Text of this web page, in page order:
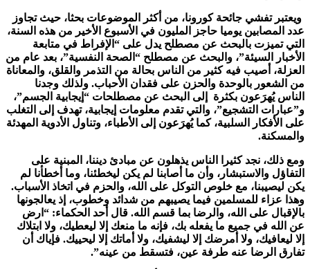
ويعتبر تفشي جائحة كورونا، من أكثر الموضوعات بحثا، حيث تجاوز
عدد المصابين يوميا حاجز المليون في الأسبوع الأخير من هذه السنة،
التي تميزت بالبحث عن مصطلح يدل على “الإفراط في متابعة
الأخبار السيئة”، والبحث عن مصطلح “الصحة النفسية”، بعد عام من
العزلة، أصيب فيه كثير من الناس بحالة من التذمر والقلق، والمعاناة
من الشعور بالوحدة والحزن على فقدان الأحباب. ولذلك وجدنا
الناس يُهرَعون بكثرة إلى البحث عن مصطلحات “إيجابية الجسم”،
و”عبارات التشجيع”، والتي تقدم معلومات إيجابية، تهدف إلى التغلب
على الأفكار السلبية، كما يُهرَعون إلى الأطباء، وتناول الأدوية المهدئة
والمسكنة.
ومع ذلك، نجد كثيرا الناس يذهلون عن مبادئ ديننا، المبنية على
التفاؤل والاستبشار، وأن ما أصابنا لم يكن ليخطئنا، وما أخطأنا لم
يكن ليصيبنا، مع خلوص التوكل على الله، والحزم في اتخاذ الأسباب.
وهذا عزاء للمسلمين فيما يصيبهم من شدائد وخطوب، إذ يعالجونها
بالإقبال على الله، والرضا بما قسم الله. قال أحد الحكماء: “ارض
عن الله في جميع ما يفعله بك، فإنه ما منعك إلا ليعطيك، ولا ابتلاك
إلا ليعافيك، ولا أمرضك إلا ليشفيك، ولا أماتك إلا ليحييك. فإياك أن
تفارق الرضا عنه طرفة عين، فتسقط من عينه”.